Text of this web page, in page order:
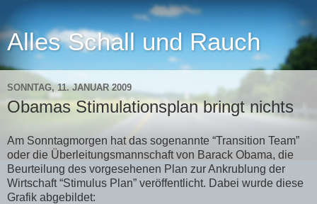
Alles Schall und Rauch
SONNTAG, 11. JANUAR 2009
Obamas Stimulationsplan bringt nichts
Am Sonntagmorgen hat das sogenannte “Transition Team”
oder die Überleitungsmannschaft von Barack Obama, die
Beurteilung des vorgesehenen Plan zur Ankrublung der
Wirtschaft “Stimulus Plan” veröffentlicht. Dabei wurde diese
Grafik abgebildet: